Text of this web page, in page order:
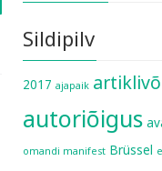
Sildipilv
2017 ajapaik
autoriõigus
omandi manifest Brüssel